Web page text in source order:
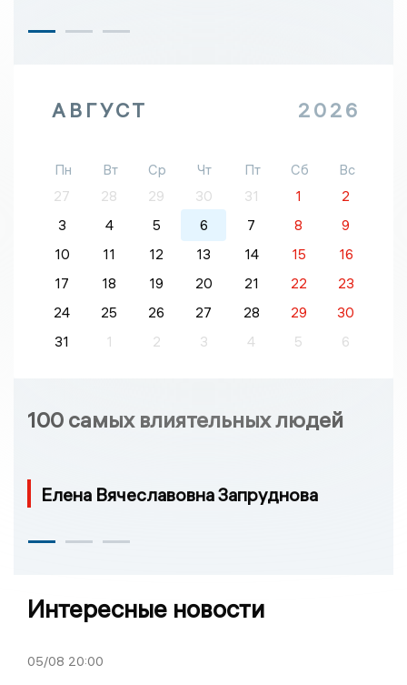
АВГУСТ 2026
Пн Вт Ср Чт Пт Сб
Вс
27
28 29 30 31 1
2
3
4 5 6 7 8
9
10
11 12 13 14 15
16
17
18 19 20 21 22
23
24
25 26 27 28 29
30
31
1 2 3 4 5 6
100 самых влиятельных людей
Елена Вячеславовна Запруднова
Интересные новости
05/08 20:00